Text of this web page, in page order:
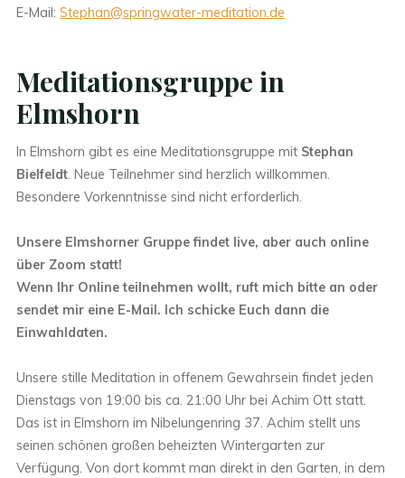
E-Mail:Stephan@springwater-meditation.de
Meditationsgruppe in
Elmshorn
In Elmshorn gibt es eine Meditationsgruppe mit Stephan
Bielfeldt. Neue Teilnehmer sind herzlich willkommen.
Besondere Vorkenntnisse sind nicht erforderlich.
Unsere Elmshorner Gruppe findet live, aber auch online
über Zoom statt!
Wenn Ihr Online teilnehmen wollt, ruft mich bitte an oder
sendet mir eine E-Mail. Ich schicke Euch dann die
Einwahldaten.
Unsere stille Meditation in offenem Gewahrsein findet jeden
Dienstags von 19:00 bis ca. 21:00 Uhr bei Achim Ott statt.
Das ist in Elmshorn im Nibelungenring 37. Achim stellt uns
seinen schönen großen beheizten Wintergarten zur
Verfügung. Von dort kommt man direkt in den Garten, in dem